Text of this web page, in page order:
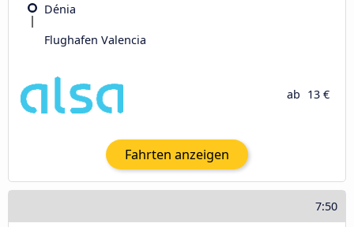
Dénia
Flughafen Valencia
ab 13 €
Fahrten anzeigen
7:50